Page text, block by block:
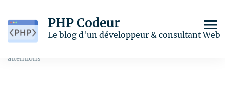
PHP Codeur
Le blog d'un développeur & consultant Web
Home Web
Agence web : se distinguer de la concurrence par des petites
attentions